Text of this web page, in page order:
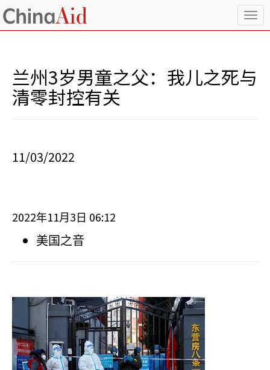
T
o
e
n
兰州3岁男童之父：我儿之死与
清零封控有关
11/03/2022
2022年11月 3 日 06:12
美国之音